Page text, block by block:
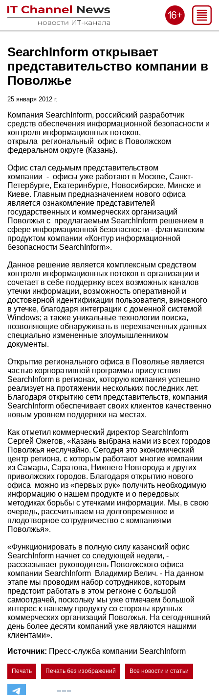
SearchInform открывает
представительство компании в
Поволжье
25 января 2012 г.
Компания SearchInform, российский разработчик
средств обеспечения информационной безопасности и
контроля информационных потоков,
открыла региональный офис в Поволжском
федеральном округе (Казань).
Офис стал седьмым представительством
компании - офисы уже работают в Москве, Санкт-
Петербурге, Екатеринбурге, Новосибирске, Минске и
Киеве. Главным предназначением нового офиса
является ознакомление представителей
государственных и коммерческих организаций
Поволжья с предлагаемым SearchInform решением в
сфере информационной безопасности - флагманским
продуктом компании «Контур информационной
безопасности SearchInform».
Данное решение является комплексным средством
контроля информационных потоков в организации и
сочетает в себе поддержку всех возможных каналов
утечки информации, возможность оперативной и
достоверной идентификации пользователя, виновного
в утечке, благодаря интеграции с доменной системой
Windows; а также уникальные технологии поиска,
позволяющие обнаруживать в перехваченных данных
специально измененные злоумышленником
документы.
Открытие регионального офиса в Поволжье является
частью корпоративной программы присутствия
SearchInform в регионах, которую компания успешно
реализует на протяжении нескольких последних лет.
Благодаря открытию сети представительств, компания
SearchInform обеспечивает своих клиентов качественно
новым уровнем поддержки на местах.
Как отметил коммерческий директор SearchInform
Сергей Ожегов, «Казань выбрана нами из всех городов
Поволжья неслучайно. Сегодня это экономический
центр региона, с которым работают многие компании
из Самары, Саратова, Нижнего Новгорода и других
приволжских городов. Благодаря открытию нового
офиса можно из «первых рук» получить необходимую
информацию о нашем продукте и о передовых
методиках борьбы с утечками информации. Мы, в свою
очередь, рассчитываем на долговременное и
плодотворное сотрудничество с компаниями
Поволжья».
«Функционировать в полную силу казанский офис
SearchInform начнет со следующей недели, -
рассказывает руководитель Поволжского офиса
компании SearchInform Владимир Велич. - На данном
этапе мы проводим набор сотрудников, которым
предстоит работать в этом регионе с большой
самоотдачей, поскольку мы уже отмечаем большой
интерес к нашему продукту со стороны крупных
коммерческих организаций Поволжья. На сегодняшний
день более десяти компаний уже являются нашими
клиентами».
Источник: Пресс-служба компании SearchInform
Печать Печать без изображений Все новости и статьи